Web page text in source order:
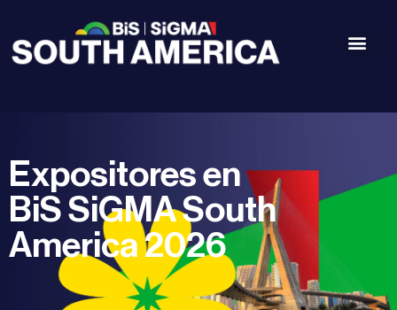
Expositores en
BiS SiGMA South
America 2026